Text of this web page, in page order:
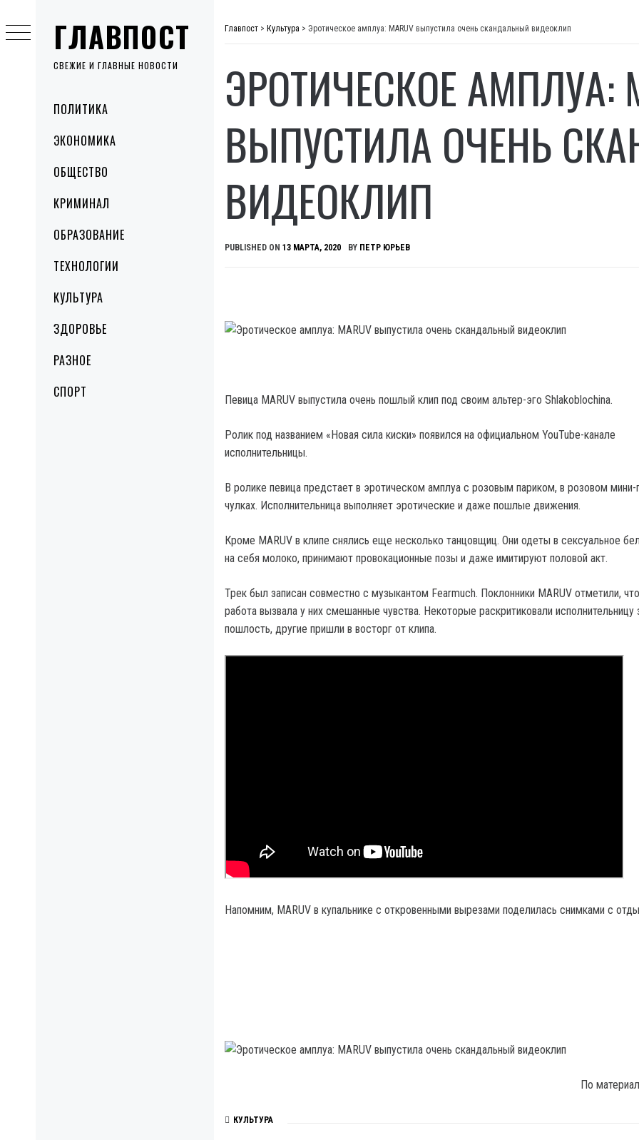
ГЛАВПОСТ
СВЕЖИЕ И ГЛАВНЫЕ НОВОСТИ
MenuПОЛИТИКА
ЭКОНОМИКА
ОБЩЕСТВО
КРИМИНАЛ
ОБРАЗОВАНИЕ
ТЕХНОЛОГИИ
КУЛЬТУРА
ЗДОРОВЬЕ
РАЗНОЕ
СПОРТ
to
content
Главпост > Культура > Эротическое амплуа: MARUV выпустила очень скандальный видеоклип
ЭРОТИЧЕСКОЕ АМПЛУА:
ВЫПУСТИЛА ОЧЕНЬ
ВИДЕОКЛИП
PUBLISHED ON 13 МАРТА, 2020 BY ПЕТР ЮРЬЕВ
Певица MARUV выпустила очень пошлый клип под своим альтер-эго Shlakoblochina.
Ролик под названием «Новая сила киски» появился на официальном YouTube-канале
исполнительницы.
В ролике певица предстает в эротическом амплуа с розовым париком, в розовом мини-
чулках. Исполнительница выполняет эротические и даже пошлые движения.
Кроме MARUV в клипе снялись еще несколько танцовщиц. Они одеты в сексуальное
на себя молоко, принимают провокационные позы и даже имитируют половой акт.
Трек был записан совместно с музыкантом Fearmuch. Поклонники MARUV отметили,
работа вызвала у них смешанные чувства. Некоторые раскритиковали исполнительницу
пошлость, другие пришли в восторг от клипа.
Напомним, MARUV в купальнике с откровенными вырезами поделилась снимками с
По
КУЛЬТУРА